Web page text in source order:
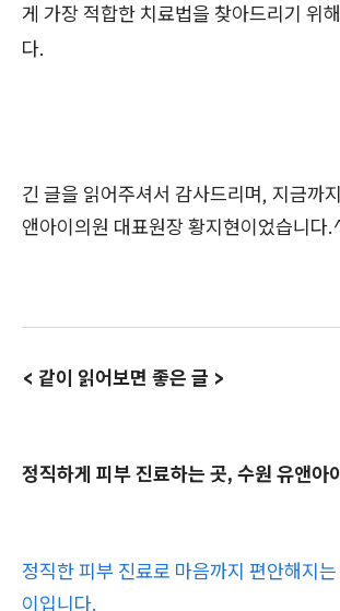
게 가장 적합한 치료법을 찾아드리기 위
다.
긴 글을 읽어주셔서 감사드리며, 지금까
앤아이의원 대표원장 황지현이었습니
< 같이 읽어보면 좋은 글 >
정직하게 피부 진료하는 곳, 수원 유앤아
정직한 피부 진료로 마음까지 편안해지
이입니다.